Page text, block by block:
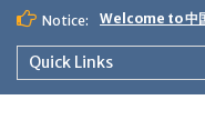
Skip
content
Notice: Welcome to
Quick Links